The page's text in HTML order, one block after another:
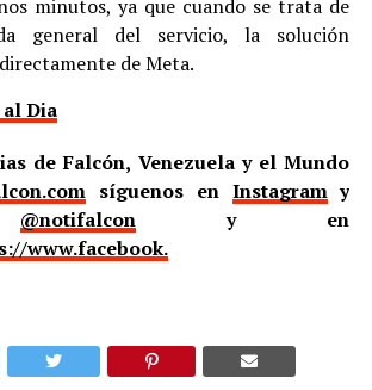
minutos, ya que cuando se trata de
general del servicio, la solución
de Meta.
Dia
de Falcón, Venezuela y el Mundo
síguenos en Instagramy
@notifalcony en
www.facebook.